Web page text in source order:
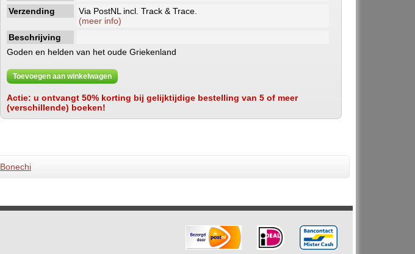
Verzending
Via PostNL incl. Track & Trace.
(meer info)
Beschrijving
Goden en helden van het oude Griekenland
Toevoegen aan winkelwagen
Actie: u ontvangt 50% korting bij gelijktijdige bestelling van 5 of meer
(verschillende) boeken!
Bonechi